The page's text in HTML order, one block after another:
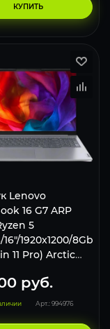
КУПИТЬ
Lenovo
16 G7 ARP
5
16"/1920x1200/8Gb/
11 Pro) Arctic
руб.
Арт.: 994976